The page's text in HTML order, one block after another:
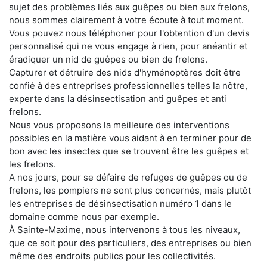
sujet des problèmes liés aux guêpes ou bien aux frelons,
nous sommes clairement à votre écoute à tout moment.
Vous pouvez nous téléphoner pour l'obtention d'un devis
personnalisé qui ne vous engage à rien, pour anéantir et
éradiquer un nid de guêpes ou bien de frelons.
Capturer et détruire des nids d'hyménoptères doit être
confié à des entreprises professionnelles telles la nôtre,
experte dans la désinsectisation anti guêpes et anti
frelons.
Nous vous proposons la meilleure des interventions
possibles en la matière vous aidant à en terminer pour de
bon avec les insectes que se trouvent être les guêpes et
les frelons.
A nos jours, pour se défaire de refuges de guêpes ou de
frelons, les pompiers ne sont plus concernés, mais plutôt
les entreprises de désinsectisation numéro 1 dans le
domaine comme nous par exemple.
À Sainte-Maxime, nous intervenons à tous les niveaux,
que ce soit pour des particuliers, des entreprises ou bien
même des endroits publics pour les collectivités.